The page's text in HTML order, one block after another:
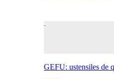
GEFU: ustensiles de